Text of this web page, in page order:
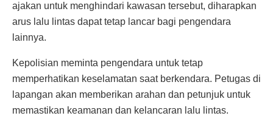
ajakan untuk menghindari kawasan tersebut, diharapkan
arus lalu lintas dapat tetap lancar bagi pengendara
lainnya.
Kepolisian meminta pengendara untuk tetap
memperhatikan keselamatan saat berkendara. Petugas di
lapangan akan memberikan arahan dan petunjuk untuk
memastikan keamanan dan kelancaran lalu lintas.